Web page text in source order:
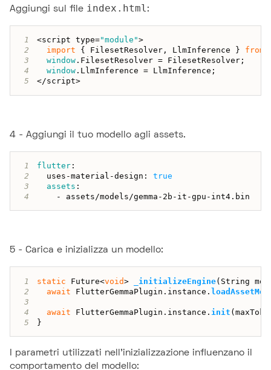
Aggiungi sul file index.html :
1 <script type="module">
2
import { FilesetResolver, LlmInference } from
3
window. FilesetResolver = FilesetResolver;
4
window. LlmInference = LlmInference ;
5
</script>
4 - Aggiungi il tuo modello agli assets.
1 flutter:
2
  uses
-material -design :
true
3
assets :
4
- assets/models/gemma - 2b - it -gpu - int4. bin
5 - Carica e inizializza un modello:
1 static Future<void> _initializeEngine( String
2
await FlutterGemmaPlugin . instance .
3
4
await FlutterGemmaPlugin . instance . init (
5
}
I parametri utilizzati nell'inizializzazione influenzano il
comportamento del modello: